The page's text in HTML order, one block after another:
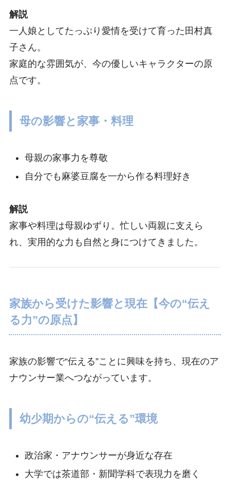
解説
一人娘としてたっぷり愛情を受けて育った田村真
子さん。
家庭的な雰囲気が、今の優しいキャラクターの原
点です。
母の影響と家事・料理
母親の家事力を尊敬
自分でも麻婆豆腐を一から作る料理好き
解説
家事や料理は母親ゆずり。忙しい両親に支えら
れ、実用的な力も自然と身につけてきました。
家族から受けた影響と現在【今の“伝え
る力”の原点】
家族の影響で“伝える”ことに興味を持ち、現在のア
ナウンサー業へつながっています。
幼少期からの“伝える”環境
政治家・アナウンサーが身近な存在
大学では茶道部・新聞学科で表現力を磨く